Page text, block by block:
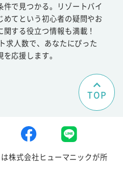
で見つかる。リゾートバイ
めてという初心者の疑問やお
する役立つ情報も満載！
求人数で、あなたにぴった
応援します。
TOP
株式会社ヒューマニックが所